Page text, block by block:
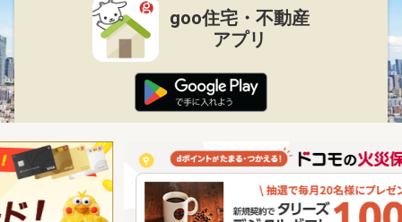
goo住宅・不動産
アプリ